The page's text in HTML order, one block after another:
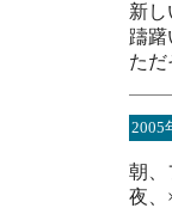
新
躊躇
ただ
2005
朝、
夜、